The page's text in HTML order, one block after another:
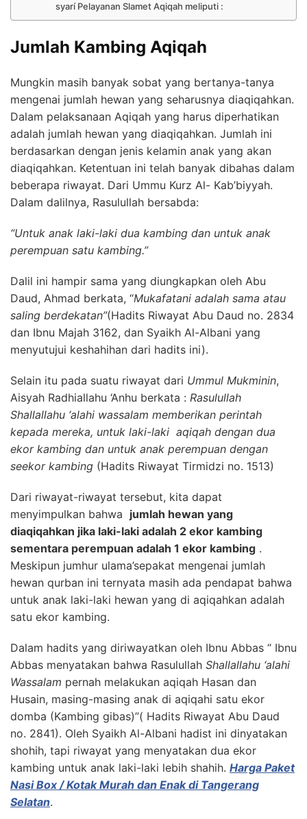
syarí Pelayanan Slamet Aqiqah meliputi :
Jumlah Kambing Aqiqah
Mungkin masih banyak sobat yang bertanya-tanya
mengenai jumlah hewan yang seharusnya diaqiqahkan.
Dalam pelaksanaan Aqiqah yang harus diperhatikan
adalah jumlah hewan yang diaqiqahkan. Jumlah ini
berdasarkan dengan jenis kelamin anak yang akan
diaqiqahkan. Ketentuan ini telah banyak dibahas dalam
beberapa riwayat. Dari Ummu Kurz Al- Kab’biyyah.
Dalam dalilnya, Rasulullah bersabda:
“Untuk anak laki-laki dua kambing dan untuk anak
perempuan satu kambing.”
Dalil ini hampir sama yang diungkapkan oleh Abu
Daud, Ahmad berkata, “Mukafatani adalah sama atau
saling berdekatan”(Hadits Riwayat Abu Daud no. 2834
dan Ibnu Majah 3162, dan Syaikh Al-Albani yang
menyutujui keshahihan dari hadits ini).
Selain itu pada suatu riwayat dari Ummul Mukminin,
Aisyah Radhiallahu ‘Anhu berkata : Rasulullah
Shallallahu ‘alahi wassalam memberikan perintah
kepada mereka, untuk laki-laki aqiqah dengan dua
ekor kambing dan untuk anak perempuan dengan
seekor kambing (Hadits Riwayat Tirmidzi no. 1513)
Dari riwayat-riwayat tersebut, kita dapat
menyimpulkan bahwa jumlah hewan yang
diaqiqahkan jika laki-laki adalah 2 ekor kambing
sementara perempuan adalah 1 ekor kambing .
Meskipun jumhur ulama’sepakat mengenai jumlah
hewan qurban ini ternyata masih ada pendapat bahwa
untuk anak laki-laki hewan yang di aqiqahkan adalah
satu ekor kambing.
Dalam hadits yang diriwayatkan oleh Ibnu Abbas “ Ibnu
Abbas menyatakan bahwa Rasulullah Shallallahu ‘alahi
Wassalam pernah melakukan aqiqah Hasan dan
Husain, masing-masing anak di aqiqahi satu ekor
domba (Kambing gibas)”( Hadits Riwayat Abu Daud
no. 2841). Oleh Syaikh Al-Albani hadist ini dinyatakan
shohih, tapi riwayat yang menyatakan dua ekor
kambing untuk anak laki-laki lebih shahih. Harga Paket
Nasi Box / Kotak Murah dan Enak di Tangerang
Selatan.